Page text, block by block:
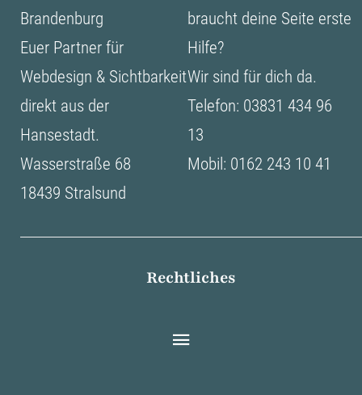
Brandenburg
Euer Partner für
Webdesign & Sichtbarkeit
direkt aus der
Hansestadt.
Wasserstraße 68
18439 Stralsund
braucht deine Seite erste
Hilfe?
Wir sind für dich da.
Telefon: 03831 434 96
13
Mobil: 0162 243 10 41
Rechtliches